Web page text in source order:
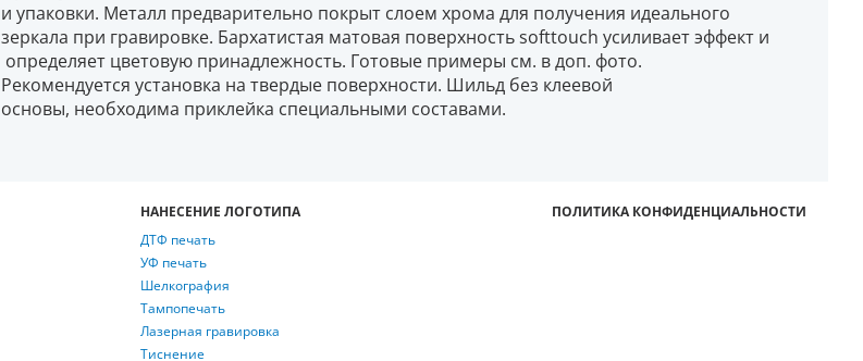
и упаковки. Металл предварительно покрыт слоем хрома для получения идеального
зеркала при гравировке. Бархатистая матовая поверхность softtouch усиливает эффект и
определяет цветовую принадлежность. Готовые примеры см. в доп. фото.
Рекомендуется установка на твердые поверхности. Шильд без клеевой
основы, необходима приклейка специальными составами.
НАНЕСЕНИЕ ЛОГОТИПА
ДТФ печать
УФ печать
Шелкография
Тампопечать
Лазерная гравировка
Тиснение
ПОЛИТИКА КОНФИДЕНЦИАЛЬНОСТИ